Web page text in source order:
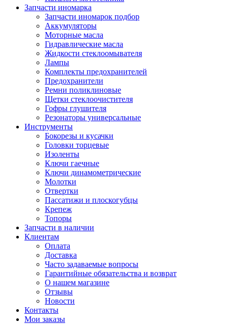
Запчасти иномарка
Запчасти иномарок подбор
Аккумуляторы
Моторные масла
Гидравлические масла
Жидкости стеклоомывателя
Лампы
Комплекты предохранителей
Предохранители
Ремни поликлиновые
Щетки стеклоочистителя
Гофры глушителя
Резонаторы универсальные
Инструменты
Бокорезы и кусачки
Головки торцевые
Изоленты
Ключи гаечные
Ключи динамометрические
Молотки
Отвертки
Пассатижи и плоскогубцы
Крепеж
Топоры
Запчасти в наличии
Клиентам
Оплата
Доставка
Часто задаваемые вопросы
Гарантийные обязательства и возврат
О нашем магазине
Отзывы
Новости
Контакты
Мои заказы